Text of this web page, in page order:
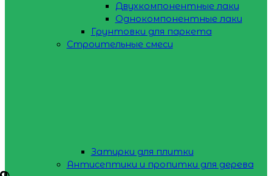
Двухкомпонентные лаки
Однокомпонентные лаки
Грунтовки для паркета
Строительные смеси
Затирки для плитки
Антисептики и пропитки для дерева